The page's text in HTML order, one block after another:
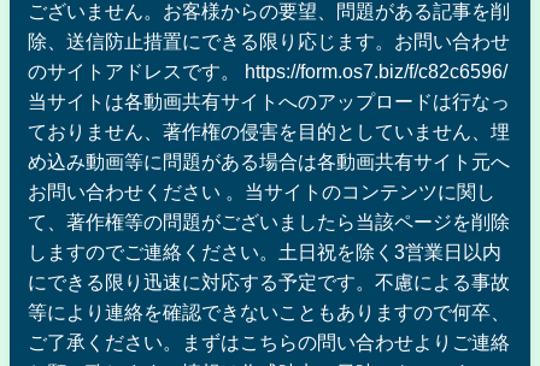
ございません。お客様からの要望、問題がある記事を削
除、送信防止措置にできる限り応じます。お問い合わせ
のサイトアドレスです。 https://form.os7.biz/f/c82c6596/
当サイトは各動画共有サイトへのアップロードは行なっ
ておりません、著作権の侵害を目的としていません、埋
め込み動画等に問題がある場合は各動画共有サイト元へ
お問い合わせください 。当サイトのコンテンツに関し
て、著作権等の問題がございましたら当該ページを削除
しますのでご連絡ください。土日祝を除く3営業日以内
にできる限り迅速に対応する予定です。不慮による事故
等により連絡を確認できないこともありますので何卒、
ご了承ください。まずはこちらの問い合わせよりご連絡